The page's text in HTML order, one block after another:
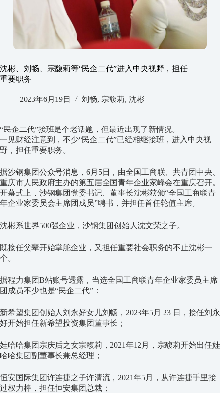
沈彬、刘畅、宗馥莉等“民企二代”进入中央视野，担任
重要职务
2023年6月19日 刘畅, 宗馥莉, 沈彬
“民企二代”接班是个老话题，但最近出现了新情况。
一见财经注意到，不少“民企二代”已经相继接班，进入中央视
野，担任重要职务。
据沙钢集团公众号消息，6月5日，由全国工商联、共青团中央、
重庆市人民政府主办的第五届全国青年企业家峰会在重庆召开。
开幕式上，沙钢集团党委书记、董事长沈彬获颁“全国工商联青
年企业家委员会主席团成员”聘书，并担任首任轮值主席。
沈彬系世界500强企业，沙钢集团创始人沈文荣之子。
既接任父辈开始掌舵企业，又担任重要社会职务的不止沈彬一
个。
据程力集团B站账号透露，当选全国工商联青年企业家委员主席
团成员不少也是“民企二代”：
新希望集团创始人刘永好女儿刘畅，2023年5月 23 日，接任刘永
好开始担任新希望投资集团董事长；
娃哈哈集团宗庆后之女宗馥莉，2021年12月，宗馥莉开始出任娃
哈哈集团副董事长兼总经理；
恒安国际集团许连捷之子许清流，2021年5月，从许连捷手里接
过权力棒，担任恒安集团总裁；